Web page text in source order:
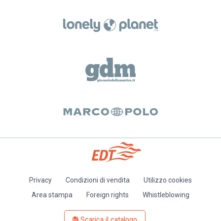
Privacy Condizioni di vendita
Utilizzo cookies
Area stampa
Foreign rights Whistleblowing